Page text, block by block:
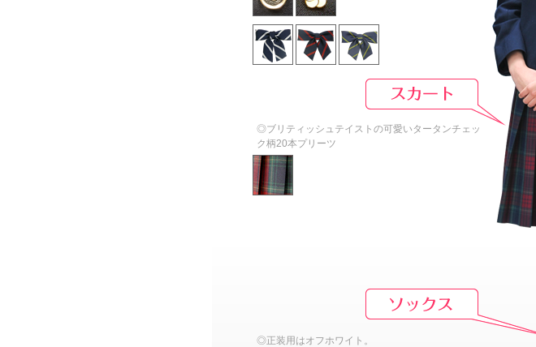
◎ブリティッシュテイストの可愛いタータンチェッ
ク柄20本プリーツ
◎正装用はオフホワイト。